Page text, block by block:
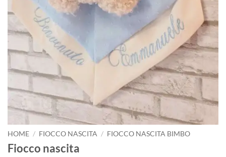
HOME / FIOCCO NASCITA / FIOCCO NASCITA BIMBO
Fiocco nascita